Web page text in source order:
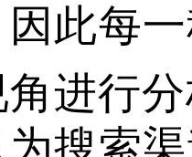
此每
进行
搜索